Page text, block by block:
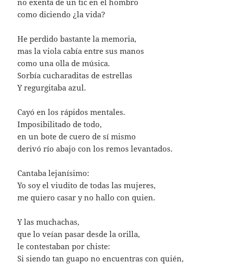
no exenta de un tic en el hombro
como diciendo ¿la vida?
He perdido bastante la memoria,
mas la viola cabía entre sus manos
como una olla de música.
Sorbía cucharaditas de estrellas
Y regurgitaba azul.
Cayó en los rápidos mentales.
Imposibilitado de todo,
en un bote de cuero de sí mismo
derivó río abajo con los remos levantados.
Cantaba lejanísimo:
Yo soy el viudito de todas las mujeres,
me quiero casar y no hallo con quien.
Y las muchachas,
que lo veían pasar desde la orilla,
le contestaban por chiste:
Si siendo tan guapo no encuentras con quién,